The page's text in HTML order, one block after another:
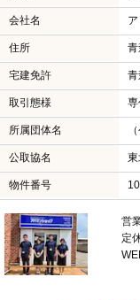
会社名
住所
宅建免許
取引態様
所属団体名
公取協名
物件番号
営
定